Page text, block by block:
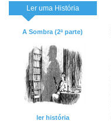
Ler uma História
A Sombra (2ª parte)
ler história